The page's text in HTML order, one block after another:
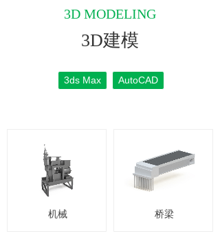
3D MODELING
3D建模
3ds Max AutoCAD
机械 桥梁